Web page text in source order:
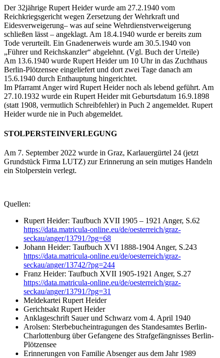
Der 32jährige Rupert Heider wurde am 27.2.1940 vom
Reichkriegsgericht wegen Zersetzung der Wehrkraft und
Eidesverweigerung– was auf seine Wehrdienstverweigerung
schließen lässt – angeklagt. Am 18.4.1940 wurde er bereits zum
Tode verurteilt. Ein Gnadenerweis wurde am 30.5.1940 von
„Führer und Reichskanzler“ abgelehnt. (Vgl. Buch der Urteile)
Am 13.6.1940 wurde Rupert Heider um 10 Uhr in das Zuchthaus
Berlin-Plötzensee eingeliefert und dort zwei Tage danach am
15.6.1940 durch Enthauptung hingerichtet.
Im Pfarramt Anger wird Rupert Heider noch als lebend geführt. Am
27.10.1932 wurde ein Rupert Heider mit Geburtsdatum 16.9.1898
(statt 1908, vermutlich Schreibfehler) in Puch 2 angemeldet. Rupert
Heider wurde nie in Puch abgemeldet.
STOLPERSTEINVERLEGUNG
Am 7. September 2022 wurde in Graz, Karlauergürtel 24 (jetzt
Grundstück Firma LUTZ) zur Erinnerung an sein mutiges Handeln
ein Stolperstein verlegt.
Quellen:
Rupert Heider: Taufbuch XVII 1905 – 1921 Anger, S.62
https://data.matricula-online.eu/de/oesterreich/graz-
seckau/anger/13791/?pg=68
Johann Heider: Taufbuch XVI 1888-1904 Anger, S.243
https://data.matricula-online.eu/de/oesterreich/graz-
seckau/anger/13742/?pg=244
Franz Heider: Taufbuch XVII 1905-1921 Anger, S.27
https://data.matricula-online.eu/de/oesterreich/graz-
seckau/anger/13791/?pg=31
Meldekartei Rupert Heider
Gerichtsakt Rupert Heider
Anklageschrift Sauer und Schwarz vom 4. April 1940
Arolsen: Sterbebucheintragungen des Standesamtes Berlin-
Charlottenburg über Gefangene des Strafgefängnisses Berlin-
Plötzensee
Erinnerungen von Familie Absenger aus dem Jahr 1989